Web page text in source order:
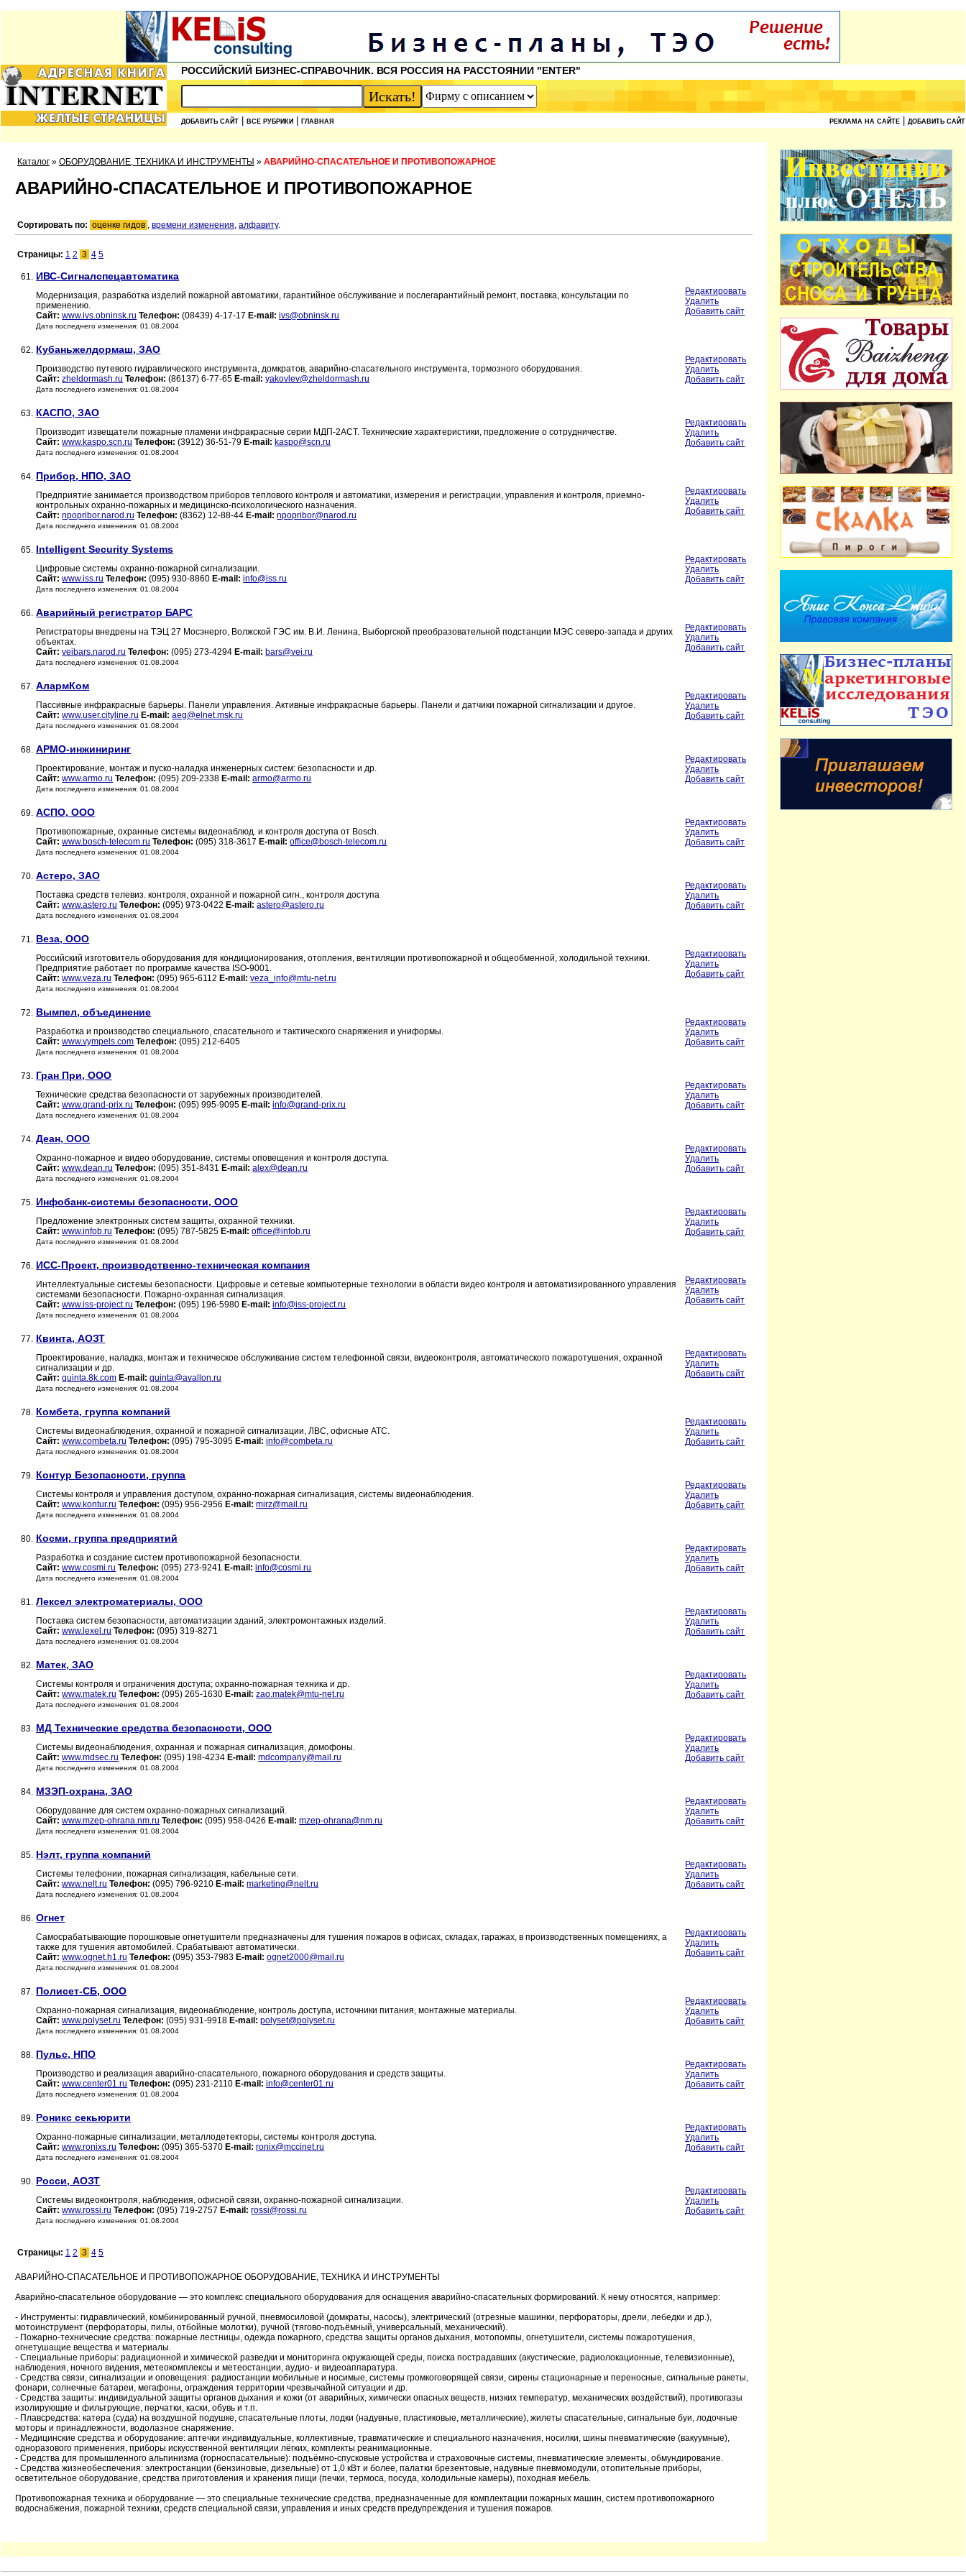
РОССИЙСКИЙ БИЗНЕС-СПРАВОЧНИК. ВСЯ РОССИЯ НА РАССТОЯНИИ "ENTER"
ДОБАВИТЬ САЙТ ВСЕ РУБРИКИ ГЛАВНАЯ РЕКЛАМА НА САЙТЕ ДОБАВИТЬ САЙТ
Каталог » ОБОРУДОВАНИЕ, ТЕХНИКА И ИНСТРУМЕНТЫ » АВАРИЙНО-СПАСАТЕЛЬНОЕ И ПРОТИВОПОЖАРНОЕ
АВАРИЙНО-СПАСАТЕЛЬНОЕ И ПРОТИВОПОЖАРНОЕ
Сортировать по: оценке гидов , времени изменения, алфавиту.
Страницы: 1 2 3 4 5
61. ИВС-Сигналспецавтоматика
Модернизация, разработка изделий пожарной автоматики, гарантийное обслуживание и послегарантийный ремонт, поставка, консультации по
применению.
Сайт: www.ivs.obninsk.ru Телефон: (08439) 4-17-17 E-mail: ivs@obninsk.ru
Дата последнего изменения: 01.08.2004
Редактировать
Удалить
Добавить сайт
62. Кубаньжелдормаш, ЗАО
Производство путевого гидравлического инструмента, домкратов, аварийно-спасательного инструмента, тормозного оборудования.
Сайт: zheldormash.ru Телефон: (86137) 6-77-65 E-mail: yakovlev@zheldormash.ru
Дата последнего изменения: 01.08.2004
Редактировать
Удалить
Добавить сайт
63. КАСПО, ЗАО
Производит извещатели пожарные пламени инфракрасные серии МДП-2АСТ. Технические характеристики, предложение о сотрудничестве.
Сайт: www.kaspo.scn.ru Телефон: (3912) 36-51-79 E-mail: kaspo@scn.ru
Дата последнего изменения: 01.08.2004
Редактировать
Удалить
Добавить сайт
64. Прибор, НПО, ЗАО
Предприятие занимается производством приборов теплового контроля и автоматики, измерения и регистрации, управления и контроля, приемно-
контрольных охранно-пожарных и медицинско-психологического назначения.
Сайт: npopribor.narod.ru Телефон: (8362) 12-88-44 E-mail: npopribor@narod.ru
Дата последнего изменения: 01.08.2004
Редактировать
Удалить
Добавить сайт
65. Intelligent Security Systems
Цифровые системы охранно-пожарной сигнализации.
Сайт: www.iss.ru Телефон: (095) 930-8860 E-mail: info@iss.ru
Дата последнего изменения: 01.08.2004
Редактировать
Удалить
Добавить сайт
66. Аварийный регистратор БАРС
Регистраторы внедрены на ТЭЦ 27 Мосэнерго, Волжской ГЭС им. В.И. Ленина, Выборгской преобразовательной подстанции МЭС северо-запада и других
объектах.
Сайт: veibars.narod.ru Телефон: (095) 273-4294 E-mail: bars@vei.ru
Дата последнего изменения: 01.08.2004
Редактировать
Удалить
Добавить сайт
67. АлармКом
Пассивные инфракрасные барьеры. Панели управления. Активные инфракрасные барьеры. Панели и датчики пожарной сигнализации и другое.
Сайт: www.user.cityline.ru E-mail: aeg@elnet.msk.ru
Дата последнего изменения: 01.08.2004
Редактировать
Удалить
Добавить сайт
68. АРМО-инжиниринг
Проектирование, монтаж и пуско-наладка инженерных систем: безопасности и др.
Сайт: www.armo.ru Телефон: (095) 209-2338 E-mail: armo@armo.ru
Дата последнего изменения: 01.08.2004
Редактировать
Удалить
Добавить сайт
69. АСПО, ООО
Противопожарные, охранные системы видеонаблюд. и контроля доступа от Bosch.
Сайт: www.bosch-telecom.ru Телефон: (095) 318-3617 E-mail: office@bosch-telecom.ru
Дата последнего изменения: 01.08.2004
Редактировать
Удалить
Добавить сайт
70. Астеро, ЗАО
Поставка средств телевиз. контроля, охранной и пожарной сигн., контроля доступа
Сайт: www.astero.ru Телефон: (095) 973-0422 E-mail: astero@astero.ru
Дата последнего изменения: 01.08.2004
Редактировать
Удалить
Добавить сайт
71. Веза, ООО
Российский изготовитель оборудования для кондиционирования, отопления, вентиляции противопожарной и общеобменной, холодильной техники.
Предприятие работает по программе качества ISО-9001.
Сайт: www.veza.ru Телефон: (095) 965-6112 E-mail: veza_info@mtu-net.ru
Дата последнего изменения: 01.08.2004
Редактировать
Удалить
Добавить сайт
72. Вымпел, объединение
Разработка и производство специального, спасательного и тактического снаряжения и униформы.
Сайт: www.vympels.com Телефон: (095) 212-6405
Дата последнего изменения: 01.08.2004
Редактировать
Удалить
Добавить сайт
73. Гран При, ООО
Технические средства безопасности от зарубежных производителей.
Сайт: www.grand-prix.ru Телефон: (095) 995-9095 E-mail: info@grand-prix.ru
Дата последнего изменения: 01.08.2004
Редактировать
Удалить
Добавить сайт
74. Деан, ООО
Охранно-пожарное и видео оборудование, системы оповещения и контроля доступа.
Сайт: www.dean.ru Телефон: (095) 351-8431 E-mail: alex@dean.ru
Дата последнего изменения: 01.08.2004
Редактировать
Удалить
Добавить сайт
75. Инфобанк-системы безопасности, ООО
Предложение электронных систем защиты, охранной техники.
Сайт: www.infob.ru Телефон: (095) 787-5825 E-mail: office@infob.ru
Дата последнего изменения: 01.08.2004
Редактировать
Удалить
Добавить сайт
76. ИСС-Проект, производственно-техническая компания
Интеллектуальные системы безопасности. Цифровые и сетевые компьютерные технологии в области видео контроля и автоматизированного управления
системами безопасности. Пожарно-охранная сигнализация.
Сайт: www.iss-project.ru Телефон: (095) 196-5980 E-mail: info@iss-project.ru
Дата последнего изменения: 01.08.2004
Редактировать
Удалить
Добавить сайт
77. Квинта, АОЗТ
Проектирование, наладка, монтаж и техническое обслуживание систем телефонной связи, видеоконтроля, автоматического пожаротушения, охранной
сигнализации и др.
Сайт: quinta.8k.com E-mail: quinta@avallon.ru
Дата последнего изменения: 01.08.2004
Редактировать
Удалить
Добавить сайт
78. Комбета, группа компаний
Cистемы видеонаблюдения, охранной и пожарной сигнализации, ЛВС, офисные АТС.
Сайт: www.combeta.ru Телефон: (095) 795-3095 E-mail: info@combeta.ru
Дата последнего изменения: 01.08.2004
Редактировать
Удалить
Добавить сайт
79. Контур Безопасности, группа
Системы контроля и управления доступом, охранно-пожарная сигнализация, системы видеонаблюдения.
Сайт: www.kontur.ru Телефон: (095) 956-2956 E-mail: mirz@mail.ru
Дата последнего изменения: 01.08.2004
Редактировать
Удалить
Добавить сайт
80. Косми, группа предприятий
Разработка и создание систем противопожарной безопасности.
Сайт: www.cosmi.ru Телефон: (095) 273-9241 E-mail: info@cosmi.ru
Дата последнего изменения: 01.08.2004
Редактировать
Удалить
Добавить сайт
81. Лексел электроматериалы, ООО
Поставка систем безопасности, автоматизации зданий, электромонтажных изделий.
Сайт: www.lexel.ru Телефон: (095) 319-8271
Дата последнего изменения: 01.08.2004
Редактировать
Удалить
Добавить сайт
82. Матек, ЗАО
Системы контроля и ограничения доступа; охранно-пожарная техника и др.
Сайт: www.matek.ru Телефон: (095) 265-1630 E-mail: zao.matek@mtu-net.ru
Дата последнего изменения: 01.08.2004
Редактировать
Удалить
Добавить сайт
83. МД Технические средства безопасности, ООО
Системы видеонаблюдения, охранная и пожарная сигнализация, домофоны.
Сайт: www.mdsec.ru Телефон: (095) 198-4234 E-mail: mdcompany@mail.ru
Дата последнего изменения: 01.08.2004
Редактировать
Удалить
Добавить сайт
84. МЗЭП-охрана, ЗАО
Оборудование для систем охранно-пожарных сигнализаций.
Сайт: www.mzep-ohrana.nm.ru Телефон: (095) 958-0426 E-mail: mzep-ohrana@nm.ru
Дата последнего изменения: 01.08.2004
Редактировать
Удалить
Добавить сайт
85. Нэлт, группа компаний
Системы телефонии, пожарная сигнализация, кабельные сети.
Сайт: www.nelt.ru Телефон: (095) 796-9210 E-mail: marketing@nelt.ru
Дата последнего изменения: 01.08.2004
Редактировать
Удалить
Добавить сайт
86. Огнет
Самосрабатывающие порошковые огнетушители предназначены для тушения пожаров в офисах, складах, гаражах, в производственных помещениях, а
также для тушения автомобилей. Срабатывают автоматически.
Сайт: www.ognet.h1.ru Телефон: (095) 353-7983 E-mail: ognet2000@mail.ru
Дата последнего изменения: 01.08.2004
Редактировать
Удалить
Добавить сайт
87. Полисет-СБ, ООО
Охранно-пожарная сигнализация, видеонаблюдение, контроль доступа, источники питания, монтажные материалы.
Сайт: www.polyset.ru Телефон: (095) 931-9918 E-mail: polyset@polyset.ru
Дата последнего изменения: 01.08.2004
Редактировать
Удалить
Добавить сайт
88. Пульс, НПО
Производство и реализация аварийно-спасательного, пожарного оборудования и средств защиты.
Сайт: www.center01.ru Телефон: (095) 231-2110 E-mail: info@center01.ru
Дата последнего изменения: 01.08.2004
Редактировать
Удалить
Добавить сайт
89. Роникс секьюрити
Охранно-пожарные сигнализации, металлодетекторы, системы контроля доступа.
Сайт: www.ronixs.ru Телефон: (095) 365-5370 E-mail: ronix@mccinet.ru
Дата последнего изменения: 01.08.2004
Редактировать
Удалить
Добавить сайт
90. Росси, АОЗТ
Системы видеоконтроля, наблюдения, офисной связи, охранно-пожарной сигнализации.
Сайт: www.rossi.ru Телефон: (095) 719-2757 E-mail: rossi@rossi.ru
Дата последнего изменения: 01.08.2004
Редактировать
Удалить
Добавить сайт
Страницы: 1 2 3 4 5
АВАРИЙНО-СПАСАТЕЛЬНОЕ И ПРОТИВОПОЖАРНОЕ ОБОРУДОВАНИЕ, ТЕХНИКА И ИНСТРУМЕНТЫ
Аварийно-спасательное оборудование — это комплекс специального оборудования для оснащения аварийно-спасательных формирований. К нему относятся, например:
- Инструменты: гидравлический, комбинированный ручной, пневмосиловой (домкраты, насосы), электрический (отрезные машинки, перфораторы, дрели, лебедки и др.),
мотоинструмент (перфораторы, пилы, отбойные молотки), ручной (тягово-подъёмный, универсальный, механический).
- Пожарно-технические средства: пожарные лестницы, одежда пожарного, средства защиты органов дыхания, мотопомпы, огнетушители, системы пожаротушения,
огнетушащие вещества и материалы.
- Специальные приборы: радиационной и химической разведки и мониторинга окружающей среды, поиска пострадавших (акустические, радиолокационные, телевизионные),
наблюдения, ночного видения, метеокомплексы и метеостанции, аудио- и видеоаппаратура.
- Средства связи, сигнализации и оповещения: радиостанции мобильные и носимые, системы громкоговорящей связи, сирены стационарные и переносные, сигнальные ракеты,
фонари, солнечные батареи, мегафоны, ограждения территории чрезвычайной ситуации и др.
- Средства защиты: индивидуальной защиты органов дыхания и кожи (от аварийных, химически опасных веществ, низких температур, механических воздействий), противогазы
изолирующие и фильтрующие, перчатки, каски, обувь и т.п.
- Плавсредства: катера (суда) на воздушной подушке, спасательные плоты, лодки (надувные, пластиковые, металлические), жилеты спасательные, сигнальные буи, лодочные
моторы и принадлежности, водолазное снаряжение.
- Медицинские средства и оборудование: аптечки индивидуальные, коллективные, травматические и специального назначения, носилки, шины пневматические (вакуумные),
одноразового применения, приборы искусственной вентиляции лёгких, комплекты реанимационные.
- Средства для промышленного альпинизма (горноспасательные): подъёмно-спусковые устройства и страховочные системы, пневматические элементы, обмундирование.
- Средства жизнеобеспечения: электростанции (бензиновые, дизельные) от 1,0 кВт и более, палатки брезентовые, надувные пневмомодули, отопительные приборы,
осветительное оборудование, средства приготовления и хранения пищи (печки, термоса, посуда, холодильные камеры), походная мебель.
Противопожарная техника и оборудование — это специальные технические средства, предназначенные для комплектации пожарных машин, систем противопожарного
водоснабжения, пожарной техники, средств специальной связи, управления и иных средств предупреждения и тушения пожаров.